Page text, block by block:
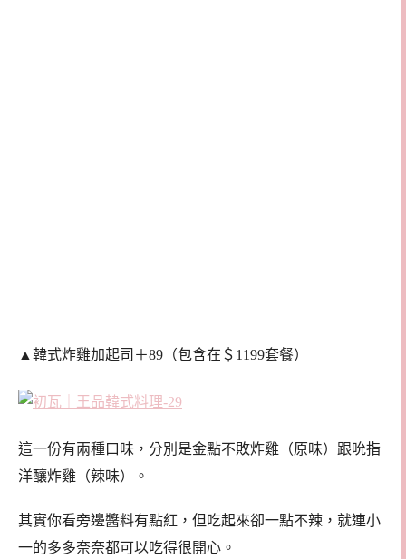
▲韓式炸雞加起司＋89（包含在＄1199套餐）
這一份有兩種口味，分別是金點不敗炸雞（原味）跟吮指
洋釀炸雞（辣味）。
其實你看旁邊醬料有點紅，但吃起來卻一點不辣，就連小
一的多多奈奈都可以吃得很開心。